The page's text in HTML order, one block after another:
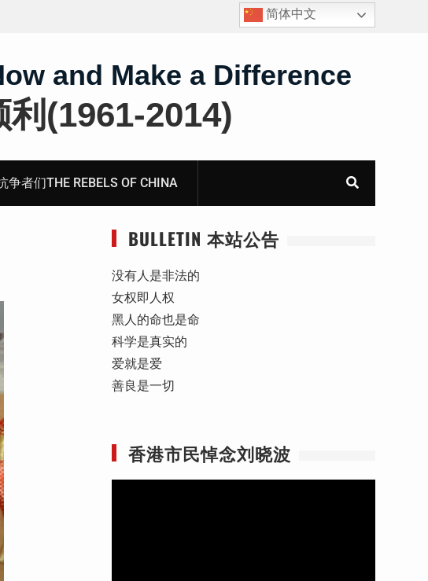
获刑8年的安徽省合肥市法轮功学员、软件工程师唐志
简体中文
and Make a Difference
利(1961-2014)
争者们THE REBELS OF CHINA
BULLETIN 本站公告
没有人是非法的
女权即人权
黑人的命也是命
科学是真实的
爱就是爱
善良是一切
香港市民悼念刘晓波